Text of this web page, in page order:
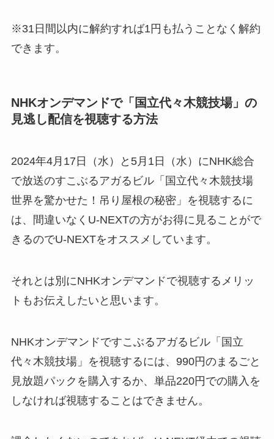
※31日間以内に解約すれば1円も払うことなく解約
できます。
NHKオンデマンドで「国立代々木競技場」の
見逃し配信を視聴する方法
2024年4月17日（水）と5月1日（水）にNHK総合
で放送のすこぶるアガるビル「国立代々木競技場
世界を驚かせた！吊り屋根の秘密」を視聴するに
は、間違いなくU-NEXTの方がお得に見ることがで
きるのでU-NEXTをオススメしています。
それとは別にNHKオンデマンドで視聴するメリッ
トもお伝えしたいと思います。
NHKオンデマンドですこぶるアガるビル「国立
代々木競技場」を視聴するには、990円のまるごと
見放題パックを購入するか、単品220円での購入を
しなければ視聴することはできません。